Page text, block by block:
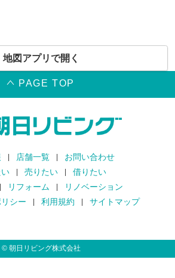
地図アプリで開く
PAGE TOP
店舗一覧
お問い合わせ
売りたい
借りたい
リフォーム
リノベーション
シー
利用規約 サイトマップ
© 朝日リビング株式会社